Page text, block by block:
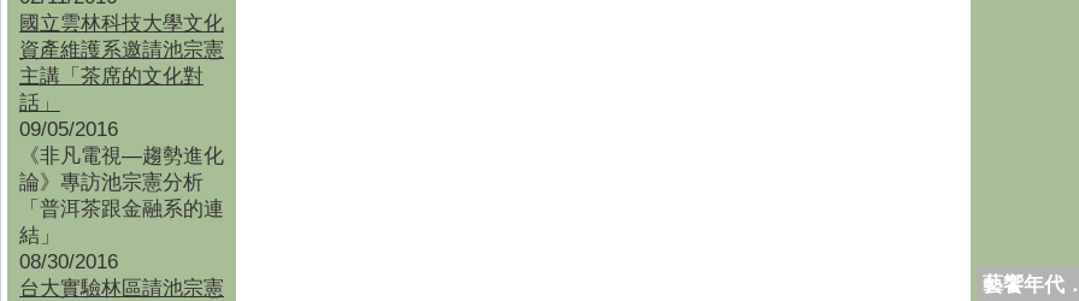
國立雲林科技大學文化
資產維護系邀請池宗憲
主講「茶席的文化對
話」
09/05/2016
《非凡電視—趨勢進化
論》專訪池宗憲分析
「普洱茶跟金融系的連
結」
08/30/2016
台大實驗林區請池宗憲
藝饗年代